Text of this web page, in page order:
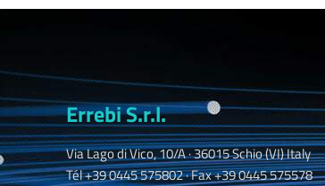
Errebi S.r.l.
Via Lago di Vico, 10/A · 36015 Schio (VI) Italy
Tél +39 0445 575802 · Fax +39 0445 575578